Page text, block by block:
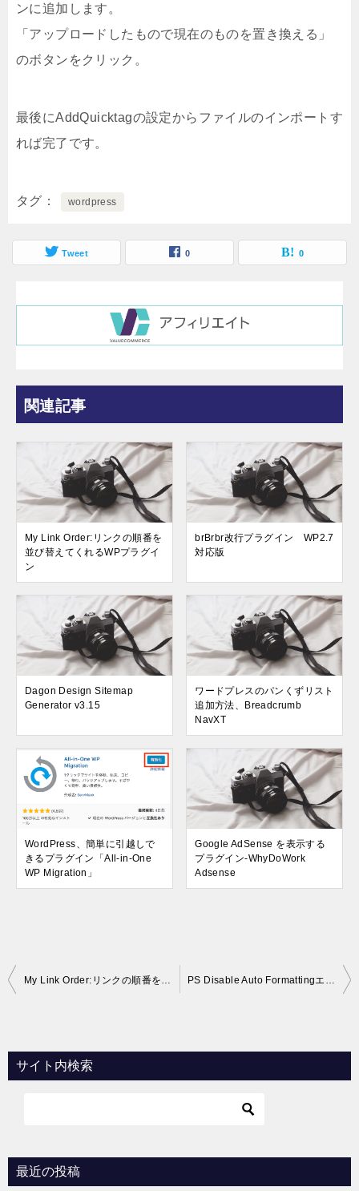
ンに追加します。
「アップロードしたもので現在のものを置き換える」
のボタンをクリック。
最後にAddQuicktagの設定からファイルのインポートす
れば完了です。
タグ wordpress
Tweet 0 0
関連記事
My Link Order:リンクの順番を
並び替えてくれるWPプラグイ
ン
brBrbr改行プラグイン WP2.7
対応版
Dagon Design Sitemap
Generator v3.15
ワードプレスのパンくずリスト
追加方法、Breadcrumb
NavXT
WordPress、簡単に引越しで
きるプラグイン「All-in-One
WP Migration」
Google AdSense を表示する
プラグイン-WhyDoWork
Adsense
投
ビ
ゲ
ョ
ン
My Link Order:リンクの順番を並び替えてくれるWPプラグイン PS Disable Auto Formattingエラー解決。
サイト内検索
最近の投稿